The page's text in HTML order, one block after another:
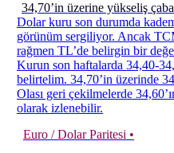
34,70’in üzerine yükseliş
Dolar kuru son durumda
görünüm sergiliyor. Ancak
rağmen TL’de belirgin bir
Kurun son haftalarda 34,40-
belirtelim. 34,70’in üzerinde
Olası geri çekilmelerde
olarak izlenebilir.
Euro / Dolar Paritesi •